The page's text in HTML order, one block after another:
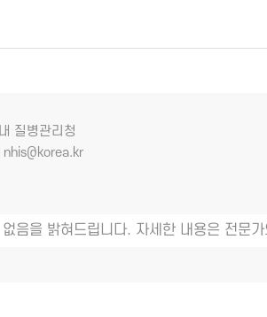
질병관리청
음을 밝혀드립니다. 자세한 내용은 전문